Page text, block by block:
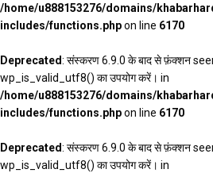
/home/u888153276/domains/
includes/functions.phpon line 6170
Deprecated: संस्करण 6.9.0 के बाद से फ़ंक्शन
wp_is_valid_utf8() का उपयोग करें। in
/home/u888153276/domains/
includes/functions.phpon line 6170
Deprecated: संस्करण 6.9.0 के बाद से फ़ंक्शन
wp_is_valid_utf8() का उपयोग करें। in